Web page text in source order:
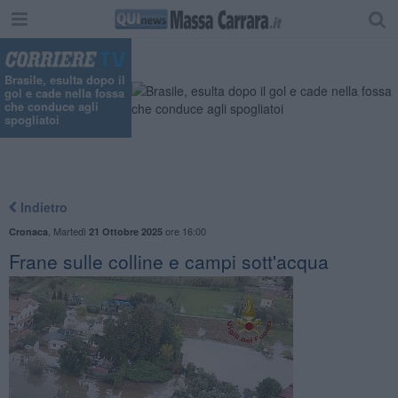
Brasile, esulta dopo il
gol e cade nella fossa
che conduce agli
spogliatoi
Indietro
Cronaca Martedì 21 Ottobre 2025ore 16:00
Frane sulle colline e campi sott'acqua